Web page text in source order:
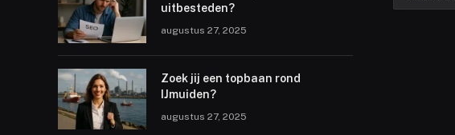
uitbesteden?
augustus 27, 2025
Zoek jij een topbaan rond
IJmuiden?
augustus 27, 2025